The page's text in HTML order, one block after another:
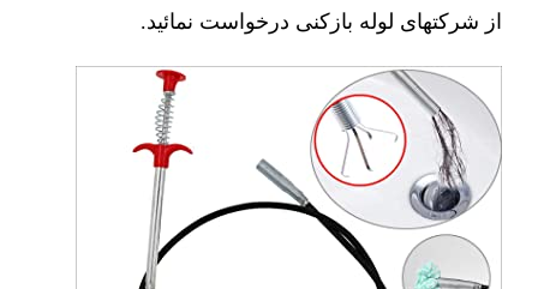
از شرکتهای لوله بازکنی درخواست نمائید.